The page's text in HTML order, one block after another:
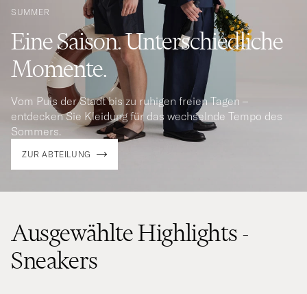
Eine Saison. Unterschiedliche
Momente.
SUMMER
Vom Puls der Stadt bis zu ruhigen freien Tagen –
entdecken Sie Kleidung für das wechselnde Tempo des
Sommers.
ZUR ABTEILUNG
Ausgewählte Highlights -
Sneakers